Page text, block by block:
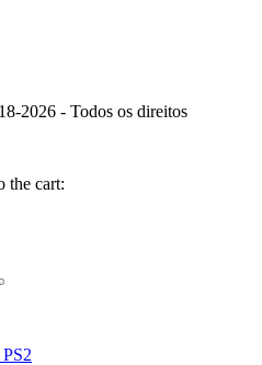
2026 - Todos os direitos
the cart: